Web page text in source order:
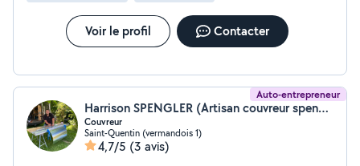
Voir le profil Contacter
Auto-entrepreneur
Harrison SPENGLER (Artisan couvreur spengler)
Couvreur
Saint-Quentin (vermandois 1)
4,7/5 (3 avis)